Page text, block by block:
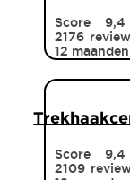
Score
2176
12 maanden
Score
2109